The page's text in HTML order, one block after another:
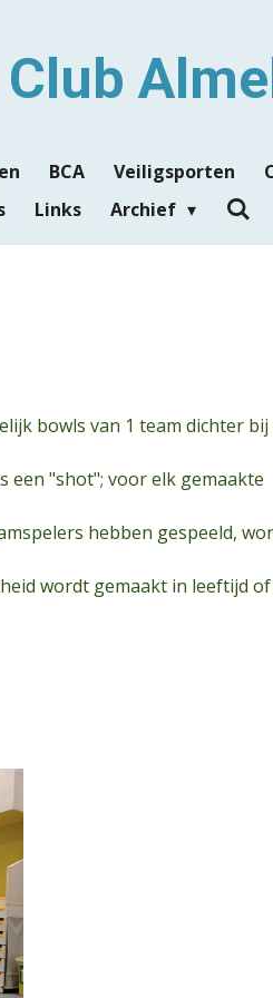
BCA Veiligsporten
Links Archief
bowls van 1 team dichter bij
een "shot"; voor elk gemaakte
hebben gespeeld,
wordt gemaakt in leeftijd of